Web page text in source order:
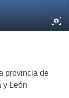
provincia de
y León